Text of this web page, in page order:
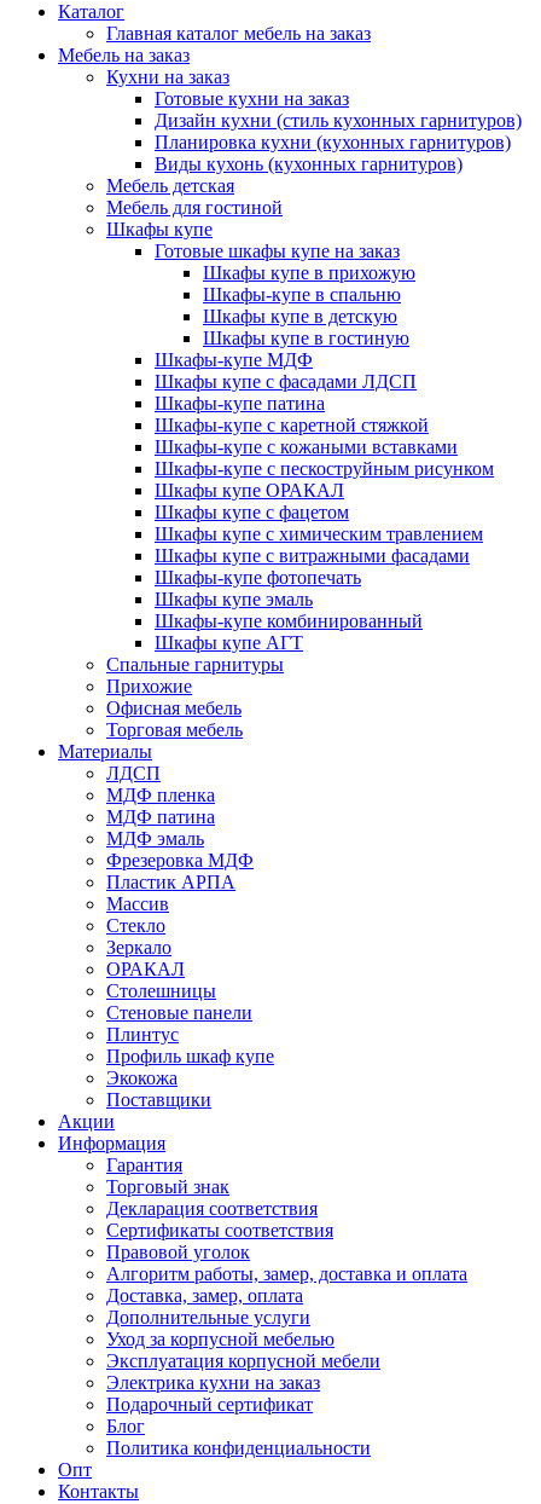
Каталог
Главная каталог мебель на заказ
Мебель на заказ
Кухни на заказ
Готовые кухни на заказ
Дизайн кухни (стиль кухонных гарнитуров)
Планировка кухни (кухонных гарнитуров)
Виды кухонь (кухонных гарнитуров)
Мебель детская
Мебель для гостиной
Шкафы купе
Готовые шкафы купе на заказ
Шкафы купе в прихожую
Шкафы-купе в спальню
Шкафы купе в детскую
Шкафы купе в гостиную
Шкафы-купе МДФ
Шкафы купе с фасадами ЛДСП
Шкафы-купе патина
Шкафы-купе с каретной стяжкой
Шкафы-купе с кожаными вставками
Шкафы-купе с пескоструйным рисунком
Шкафы купе ОРАКАЛ
Шкафы купе с фацетом
Шкафы купе с химическим травлением
Шкафы купе с витражными фасадами
Шкафы-купе фотопечать
Шкафы купе эмаль
Шкафы-купе комбинированный
Шкафы купе АГТ
Спальные гарнитуры
Прихожие
Офисная мебель
Торговая мебель
Материалы
ЛДСП
МДФ пленка
МДФ патина
МДФ эмаль
Фрезеровка МДФ
Пластик АРПА
Массив
Стекло
Зеркало
ОРАКАЛ
Столешницы
Стеновые панели
Плинтус
Профиль шкаф купе
Экокожа
Поставщики
Акции
Информация
Гарантия
Торговый знак
Декларация соответствия
Сертификаты соответствия
Правовой уголок
Алгоритм работы, замер, доставка и оплата
Доставка, замер, оплата
Дополнительные услуги
Уход за корпусной мебелью
Эксплуатация корпусной мебели
Электрика кухни на заказ
Подарочный сертификат
Блог
Политика конфиденциальности
Опт
Контакты
Угловая
Параллельная (двухрядная)
Круговая
МДФ пленка с фрезеровкой
МДФ пленка патина
Пластик/Пленка AGT
МДФ эмаль
Массив
Кухни с фотопечатью
Прованс
Скандинавский
Арт-деко
Шебби-шик
Английский
Микроволновая печь
Посудомоечная машина
Холодильник
Бутылочница